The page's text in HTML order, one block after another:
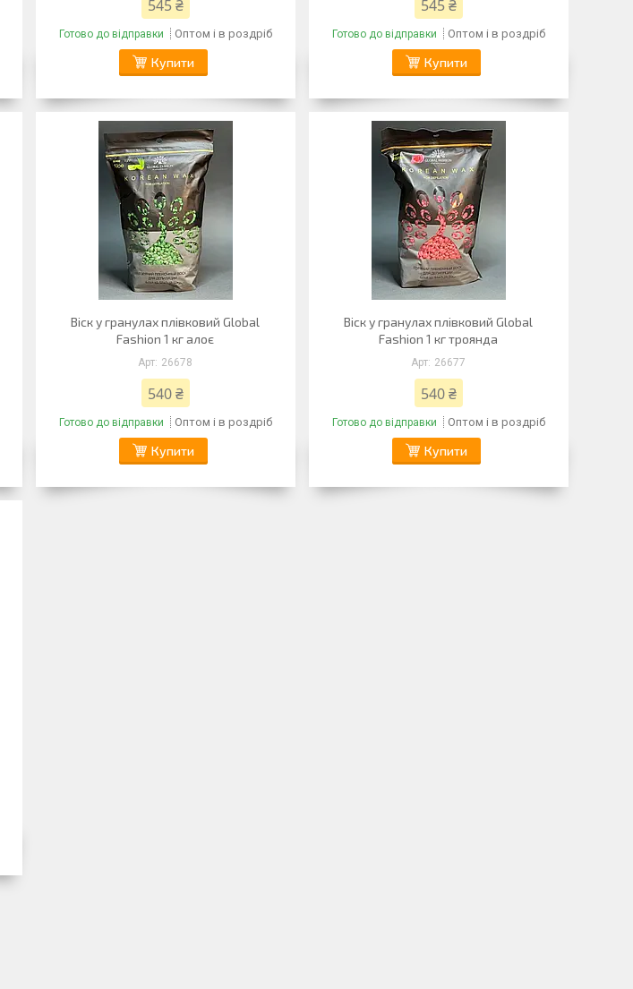
545 ₴
Готово до відправки Оптом і в роздріб
Купити
545 ₴
Готово до відправки Оптом і в роздріб
Купити
Віск у гранулах плівковий Global
Fashion 1 кг алоє
26678
540 ₴
Готово до відправки Оптом і в роздріб
Купити
Віск у гранулах плівковий Global
Fashion 1 кг троянда
26677
540 ₴
Готово до відправки Оптом і в роздріб
Купити